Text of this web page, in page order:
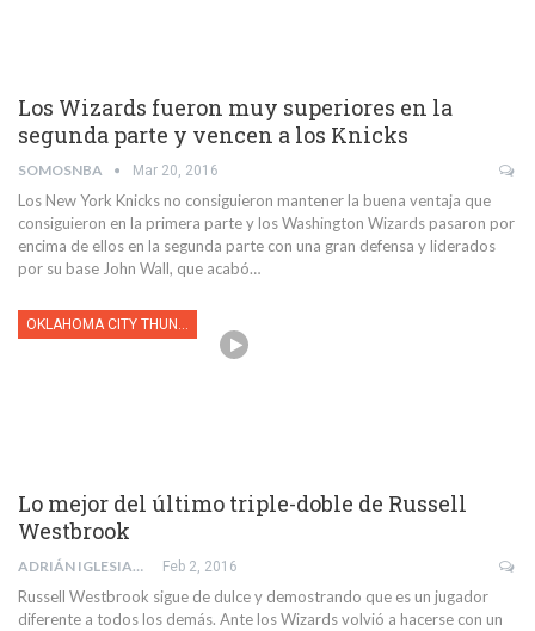
Los Wizards fueron muy superiores en la
segunda parte y vencen a los Knicks
SOMOSNBA Mar 20, 2016
Los New York Knicks no consiguieron mantener la buena ventaja que
consiguieron en la primera parte y los Washington Wizards pasaron por
encima de ellos en la segunda parte con una gran defensa y liderados
por su base John Wall, que acabó…
OKLAHOMA CITY THUNDER
Lo mejor del último triple-doble de Russell
Westbrook
ADRIÁN IGLESIAS TAIBO Feb 2, 2016
Russell Westbrook sigue de dulce y demostrando que es un jugador
diferente a todos los demás. Ante los Wizards volvió a hacerse con un